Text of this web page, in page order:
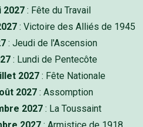
: Fête du Travail
: Victoire des Alliés de 1945
: Jeudi de l'Ascension
: Lundi de Pentecôte
2027: Fête Nationale
2027: Assomption
2027: La Toussaint
2027: Armistice de 1918